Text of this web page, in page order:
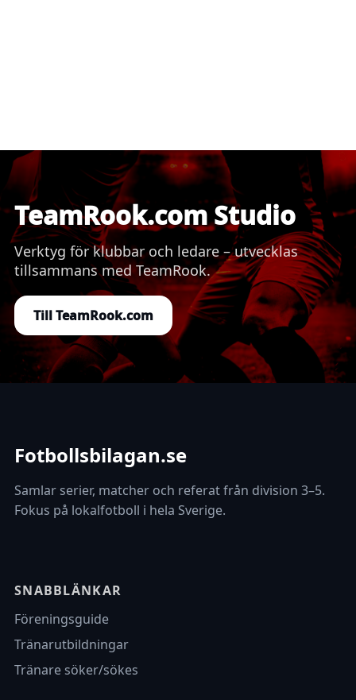
TeamRook.com Studio
Verktyg för klubbar och ledare – utvecklas
tillsammans med TeamRook.
Till TeamRook.com
Fotbollsbilagan.se
Samlar serier, matcher och referat från division 3–5.
Fokus på lokalfotboll i hela Sverige.
SNABBLÄNKAR
Föreningsguide
Tränarutbildningar
Tränare söker/sökes